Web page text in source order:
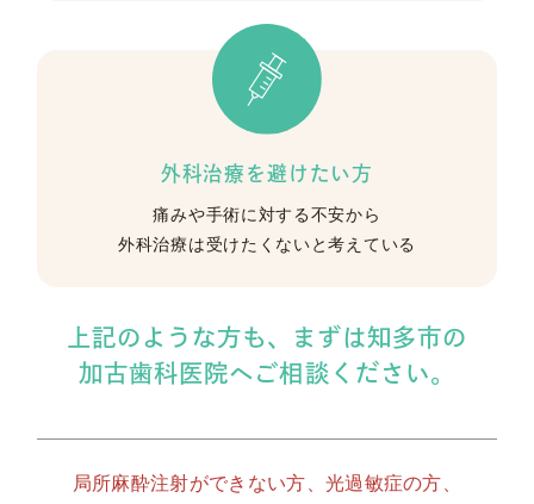
外科治療を避けたい方
痛みや手術に対する不安から
外科治療は受けたくないと考えている
上記のような方も、
まずは知多市の
加古歯科医院へご相談ください。
局所麻酔注射ができない方、光過敏症の方、